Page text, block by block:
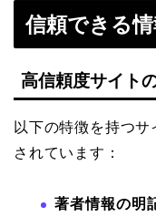
信頼できる
高信頼度サイト
以下の特徴を持つ
されています：
著者情報の明